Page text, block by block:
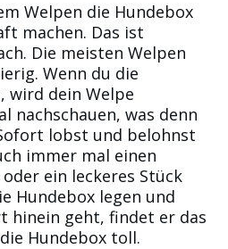
Welpen die Hundebox
machen. Das ist
Die meisten Welpen
Wenn du die
wird dein Welpe
nachschauen, was denn
lobst und belohnst
immer mal einen
ein leckeres Stück
Hundebox legen und
hinein geht, findet er das
Hundebox toll.